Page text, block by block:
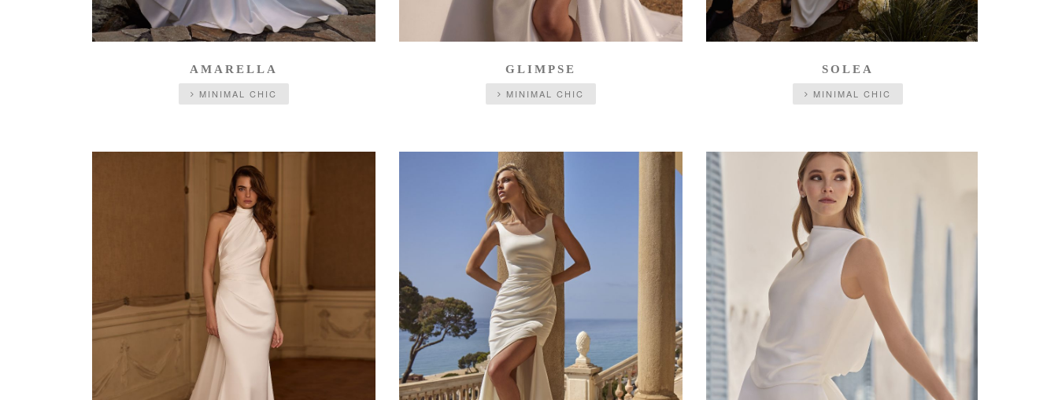
AMARELLA
MINIMAL CHIC
GLIMPSE
MINIMAL CHIC
SOLEA
MINIMAL CHIC